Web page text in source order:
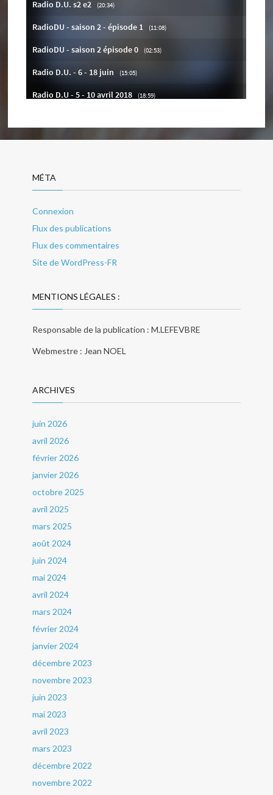
MÉTA
Connexion
Flux des publications
Flux des commentaires
Site de WordPress-FR
MENTIONS LÉGALES :
Responsable de la publication : M.LEFEVBRE
Webmestre : Jean NOEL
ARCHIVES
juin 2026
avril 2026
février 2026
janvier 2026
octobre 2025
avril 2025
mars 2025
août 2024
juin 2024
mai 2024
avril 2024
mars 2024
février 2024
janvier 2024
décembre 2023
novembre 2023
juin 2023
mai 2023
avril 2023
mars 2023
décembre 2022
novembre 2022